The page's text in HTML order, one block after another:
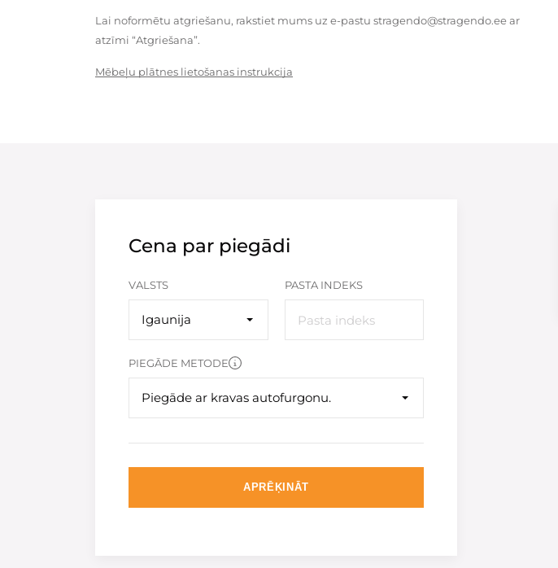
Lai noformētu atgriešanu, rakstiet mums uz e-pastu stragendo@stragendo.ee ar
atzīmi “Atgriešana”.
Mēbeļu plātnes lietošanas instrukcija
Cena par piegādi
VALSTS
Igaunija
PASTA INDEKS
PIEGĀDE METODE
Piegāde ar kravas autofurgonu.
APRĒĶINĀT